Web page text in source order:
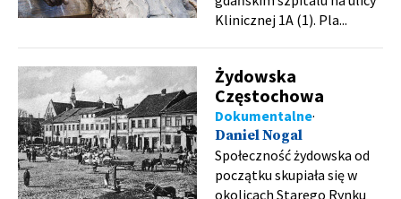
Klinicznej 1A (1). Pla...
Żydowska
Częstochowa
Dokumentalne
Daniel Nogal
Społeczność żydowska od
początku skupiała się w
okolicach Starego Rynku